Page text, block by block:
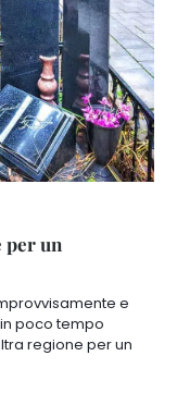
per un
e
poco tempo
regione per un